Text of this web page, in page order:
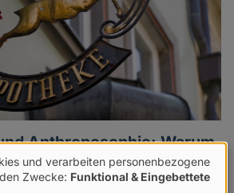
Anthroposophie: Warum
die
aus dem SGB V zu
und verarbeiten personenbezogene
Zwecke: Funktional & Eingebettete